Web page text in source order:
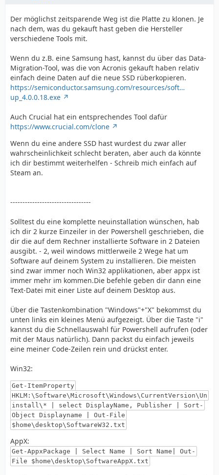
Der möglichst zeitsparende Weg ist die Platte zu klonen. Je
nach dem, was du gekauft hast geben die Hersteller
verschiedene Tools mit.
Wenn du z.B. eine Samsung hast, kannst du über das Data-
Migration-Tool, was die von Acronis gekauft haben relativ
einfach deine Daten auf die neue SSD rüberkopieren.
https://semiconductor.samsung.com/resources/soft…
up_4.0.0.18.exe
Auch Crucial hat ein entsprechendes Tool dafür
https://www.crucial.com/clone
Wenn du eine andere SSD hast wurdest du zwar aller
wahrscheinlichkeit schlecht beraten, aber auch da könnte
ich dir bestimmt weiterhelfen - Schreib mich einfach auf
Steam an.
---------------------------------
Solltest du eine komplette neuinstallation wünschen, hab
ich dir 2 kurze Einzeiler in der Powershell geschrieben, die
dir die auf dem Rechner installierte Software in 2 Dateien
ausgibt. - 2, weil windows mittlerweile 2 Wege hat um
Software auf deinem System zu installieren. Die meisten
sind zwar immer noch Win32 applikationen, aber appx ist
immer mehr im kommen.Die befehle geben dir dann eine
Text-Datei mit einer Liste auf deinem Desktop aus.
Über die Tastenkombination "Windows"+"X" bekommst du
unten links ein kleines Menü aufgezeigt. Über die Taste "i"
kannst du die Schnellauswahl für Powershell aufrufen (oder
mit der Maus natürlich). Dann packst du einfach jeweils
eine meiner Code-Zeilen rein und drückst enter.
Win32:
Get-ItemProperty
HKLM:\Software\Microsoft\Windows\CurrentVersion\Un
install\* | select DisplayName, Publisher | Sort-
Object Displayname | Out-File
$home\desktop\SoftwareW32.txt
AppX:
Get-AppxPackage | Select Name | Sort Name| Out-
File $home\desktop\SoftwareAppX.txt